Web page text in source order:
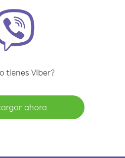
tienes Viber?
ahora